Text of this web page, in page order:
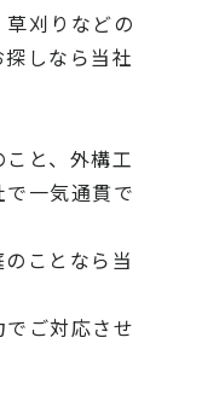
刈りなどの
しなら当社
と、 外構工
一気通貫で
のことなら当
ご対応させ